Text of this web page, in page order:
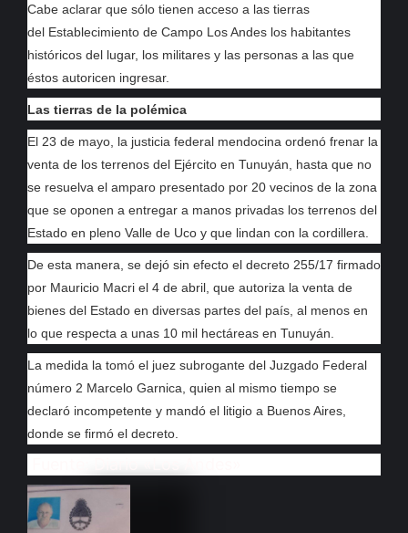
Cabe aclarar que sólo tienen acceso a las tierras
del Establecimiento de Campo Los Andes los habitantes
históricos del lugar, los militares y las personas a las que
éstos autoricen ingresar.
Las tierras de la polémica
El 23 de mayo, la justicia federal mendocina ordenó frenar la
venta de los terrenos del Ejército en Tunuyán, hasta que no
se resuelva el amparo presentado por 20 vecinos de la zona
que se oponen a entregar a manos privadas los terrenos del
Estado en pleno Valle de Uco y que lindan con la cordillera.
De esta manera, se dejó sin efecto el decreto 255/17 firmado
por Mauricio Macri el 4 de abril, que autoriza la venta de
bienes del Estado en diversas partes del país, al menos en
lo que respecta a unas 10 mil hectáreas en Tunuyán.
La medida la tomó el juez subrogante del Juzgado Federal
número 2 Marcelo Garnica, quien al mismo tiempo se
declaró incompetente y mandó el litigio a Buenos Aires,
donde se firmó el decreto.